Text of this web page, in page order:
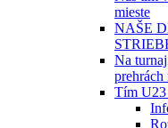
mieste
NAŠE
Na
prehrách
Tím U23